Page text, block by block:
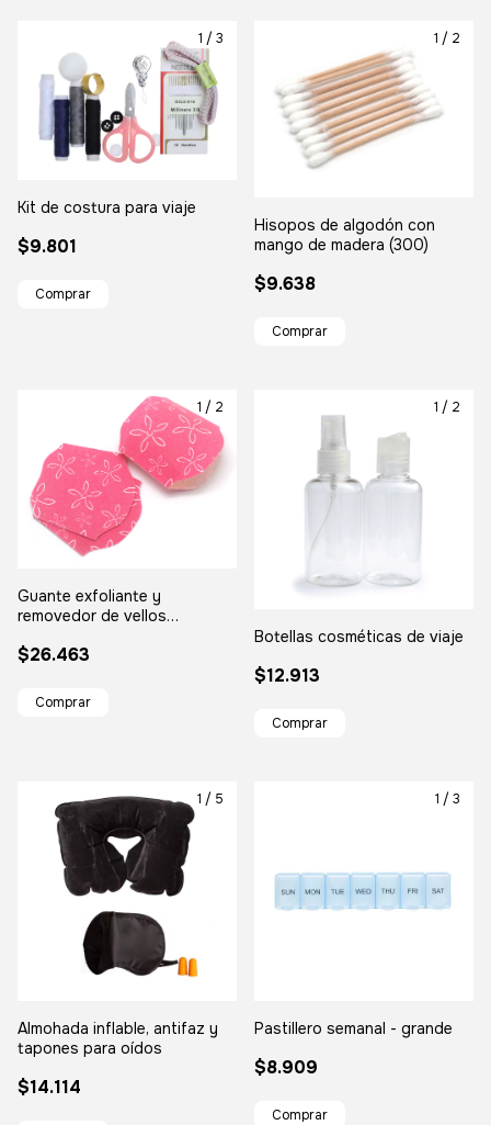
1 / 3
Kit de costura para viaje
$9.801
1 / 2
Hisopos de algodón con
mango de madera (300)
$9.638
1 / 2
Guante exfoliante y
removedor de vellos
$26.463
1 / 2
Botellas cosméticas de viaje
$12.913
1 / 5
Almohada inflable, antifaz y
tapones para oídos
$14.114
1 / 3
Pastillero semanal - grande
$8.909